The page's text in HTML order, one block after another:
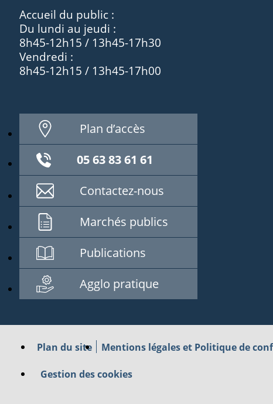
Accueil du public :
Du lundi au jeudi :
8h45-12h15 / 13h45-17h30
Vendredi :
8h45-12h15 / 13h45-17h00
Plan d’accès
05 63 83 61 61
Contactez-nous
Marchés publics
Publications
Agglo pratique
Plan du site Mentions légales et Politique de
Gestion des cookies